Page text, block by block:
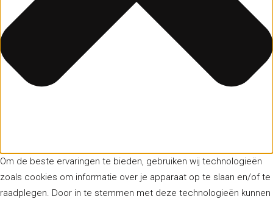
Om de beste ervaringen te bieden, gebruiken wij technologieën
zoals cookies om informatie over je apparaat op te slaan en/of te
raadplegen. Door in te stemmen met deze technologieën kunnen